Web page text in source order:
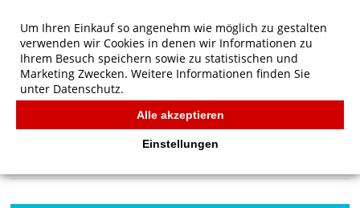
Tee Jays Luxus LS Stretch Polo
Um Ihren Einkauf so angenehm wie möglich zu gestalten
verwenden wir Cookies in denen wir Informationen zu
Ihrem Besuch speichern sowie zu statistischen und
Marketing Zwecken. Weitere Informationen finden Sie
unter Datenschutz.
Alle akzeptieren
Einstellungen